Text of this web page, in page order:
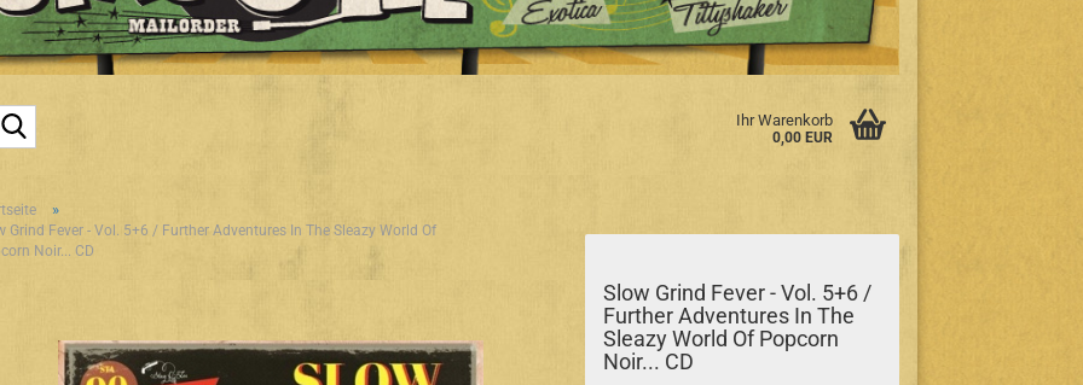
Ihr Warenkorb
0,00 EUR
»
Grind Fever - Vol. 5+6 / Further Adventures In The Sleazy World Of
Noir... CD
Slow Grind Fever - Vol. 5+6 /
Further Adventures In The
Sleazy World Of Popcorn
Noir... CD